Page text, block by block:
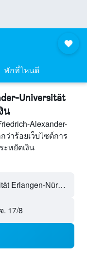
พักที่ไหนดี
Universität
น
Alexander-
ว่าร้อยเว็บไซต์การ
ะหยัดเงิน
Friedrich-Alexander-Universität Erlangen-Nürnberg - แอร์ลังเงิน, เยอรมนี
จ. 17/8